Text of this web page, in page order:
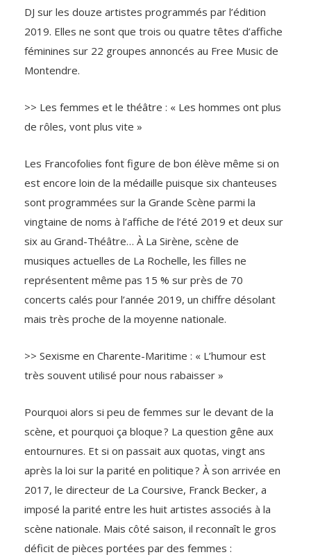
DJ sur les douze artistes programmés par l’édition
2019. Elles ne sont que trois ou quatre têtes d’affiche
féminines sur 22 groupes annoncés au Free Music de
Montendre.
>> Les femmes et le théâtre : « Les hommes ont plus
de rôles, vont plus vite »
Les Francofolies font figure de bon élève même si on
est encore loin de la médaille puisque six chanteuses
sont programmées sur la Grande Scène parmi la
vingtaine de noms à l’affiche de l’été 2019 et deux sur
six au Grand-Théâtre… À La Sirène, scène de
musiques actuelles de La Rochelle, les filles ne
représentent même pas 15 % sur près de 70
concerts calés pour l’année 2019, un chiffre désolant
mais très proche de la moyenne nationale.
>> Sexisme en Charente-Maritime : « L’humour est
très souvent utilisé pour nous rabaisser »
Pourquoi alors si peu de femmes sur le devant de la
scène, et pourquoi ça bloque ? La question gêne aux
entournures. Et si on passait aux quotas, vingt ans
après la loi sur la parité en politique ? À son arrivée en
2017, le directeur de La Coursive, Franck Becker, a
imposé la parité entre les huit artistes associés à la
scène nationale. Mais côté saison, il reconnaît le gros
déficit de pièces portées par des femmes :